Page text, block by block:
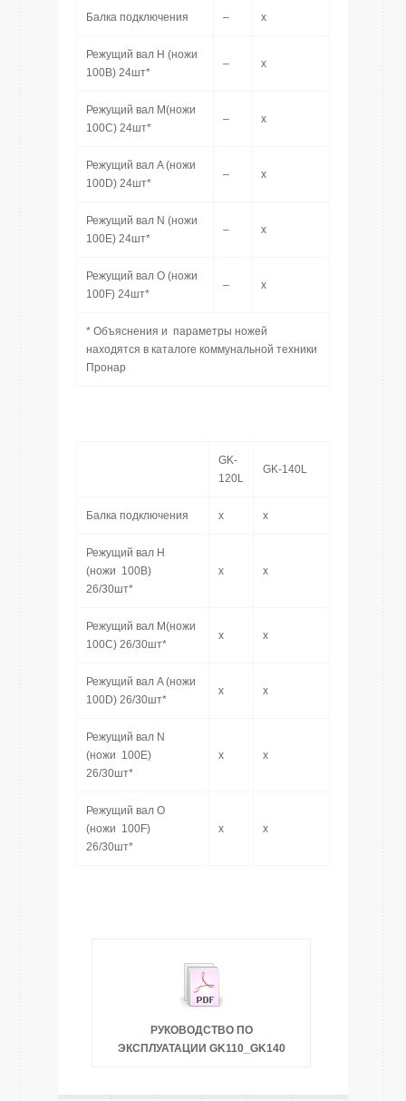
Балка подключения – x
Режущий вал H (ножи
100B) 24шт*
– x
Режущий вал M(ножи
100C) 24шт*
– x
Режущий вал A (ножи
100D) 24шт*
– x
Режущий вал N (ножи
100E) 24шт*
– x
Режущий вал O (ножи
100F) 24шт*
– x
* Объяснения и параметры ножей
находятся в каталоге коммунальной техники
Пронар
GK-
120L
GK-140L
Балка подключения x x
Режущий вал H
(ножи 100B)
26/30шт*
x x
Режущий вал M(ножи
100C) 26/30шт*
x x
Режущий вал A (ножи
100D) 26/30шт*
x x
Режущий вал N
(ножи 100E)
26/30шт*
x x
Режущий вал O
(ножи 100F)
26/30шт*
x x
РУКОВОДСТВО ПО
ЭКСПЛУАТАЦИИ GK110_GK140